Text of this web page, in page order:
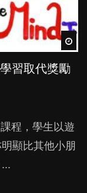
習取代獎勵
程，學生以遊
顯比其他小朋
究指BB 15個
政府並無官方
六、七百家早
愈好？...
殺，或傷害小
往往難以察
職媽媽的壓
竟全職好，還
特狀況和考慮
子女其實都各
別忽視父母
如何做到正向
己的嗜好、減
好的親子關